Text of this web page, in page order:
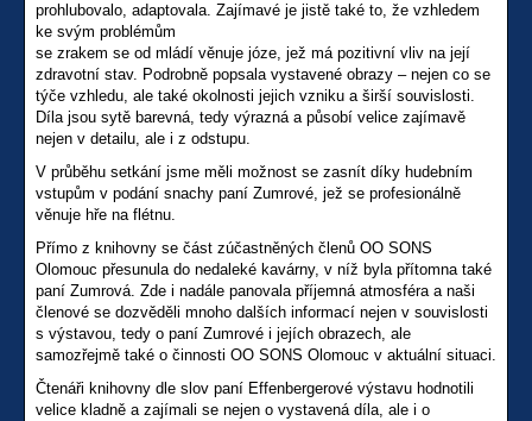
prohlubovalo, adaptovala. Zajímavé je jistě také to, že vzhledem
ke svým problémům
se zrakem se od mládí věnuje józe, jež má pozitivní vliv na její
zdravotní stav. Podrobně popsala vystavené obrazy – nejen co se
týče vzhledu, ale také okolnosti jejich vzniku a širší souvislosti.
Díla jsou sytě barevná, tedy výrazná a působí velice zajímavě
nejen v detailu, ale i z odstupu.
V průběhu setkání jsme měli možnost se zasnít díky hudebním
vstupům v podání snachy paní Zumrové, jež se profesionálně
věnuje hře na flétnu.
Přímo z knihovny se část zúčastněných členů OO SONS
Olomouc přesunula do nedaleké kavárny, v níž byla přítomna také
paní Zumrová. Zde i nadále panovala příjemná atmosféra a naši
členové se dozvěděli mnoho dalších informací nejen v souvislosti
s výstavou, tedy o paní Zumrové i jejích obrazech, ale
samozřejmě také o činnosti OO SONS Olomouc v aktuální situaci.
Čtenáři knihovny dle slov paní Effenbergerové výstavu hodnotili
velice kladně a zajímali se nejen o vystavená díla, ale i o